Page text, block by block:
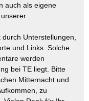
auch als eigene
Unterstellungen,
und Links. Solche
werden
bei TE liegt. Bitte
Mitternacht und
zu